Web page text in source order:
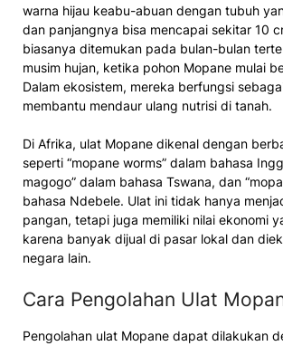
warna hijau keabu-abuan dengan tubuh
dan panjangnya bisa mencapai sekitar 10
biasanya ditemukan pada bulan-bulan
musim hujan, ketika pohon Mopane mulai
Dalam ekosistem, mereka berfungsi
membantu mendaur ulang nutrisi di tanah.
Di Afrika, ulat Mopane dikenal dengan
seperti “mopane worms” dalam bahasa
magogo” dalam bahasa Tswana, dan
bahasa Ndebele. Ulat ini tidak hanya
pangan, tetapi juga memiliki nilai ekonomi
karena banyak dijual di pasar lokal dan
negara lain.
Cara Pengolahan Ulat
Pengolahan ulat Mopane dapat dilakukan